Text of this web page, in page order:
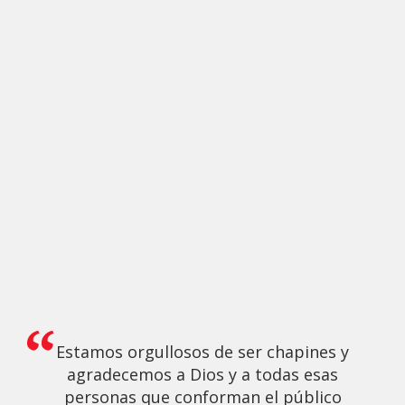
Estamos orgullosos de ser chapines y
agradecemos a Dios y a todas esas
personas que conforman el público